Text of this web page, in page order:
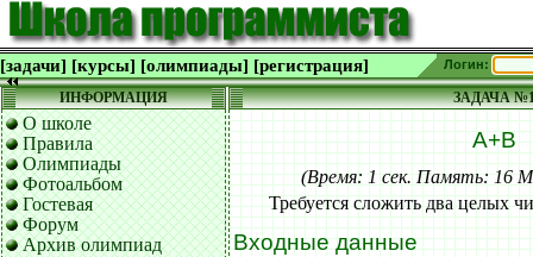
[задачи] [курсы] [олимпиады] [регистрация] Логин:
ИНФОРМАЦИЯ
О школе
Правила
Олимпиады
Фотоальбом
Гостевая
Форум
Архив олимпиад
ЗАДАЧА
A+B
(Время: 1 сек. Память: 16
Требуется сложить два целых
Входные данные